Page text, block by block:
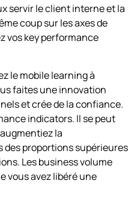
servir le client interne et la
coup sur les axes de
vos key performance
le mobile learning à
faites une innovation
et crée de la confiance.
indicators. Il se peut
la
proportions supérieures
Les business volume
vous avez libéré une